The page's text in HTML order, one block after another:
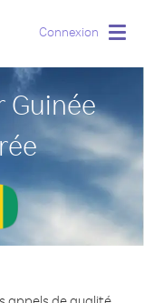
Connexion
Guinée